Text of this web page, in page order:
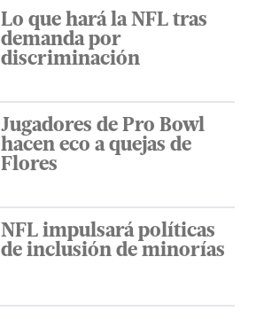
Lo que hará la NFL tras
demanda por
discriminación
Jugadores de Pro Bowl
hacen eco a quejas de
Flores
NFL impulsará políticas
de inclusión de minorías